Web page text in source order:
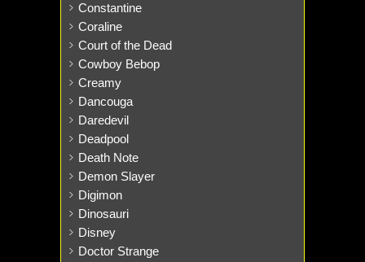
Constantine
Coraline
Court of the Dead
Cowboy Bebop
Creamy
Dancouga
Daredevil
Deadpool
Death Note
Demon Slayer
Digimon
Dinosauri
Disney
Doctor Strange